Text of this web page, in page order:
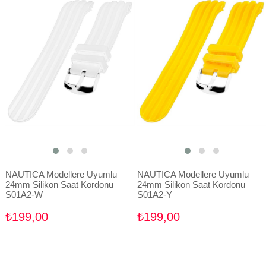
NAUTICA Modellere Uyumlu
24mm Silikon Saat Kordonu
S01A2-W
₺199,00
NAUTICA Modellere Uyumlu
24mm Silikon Saat Kordonu
S01A2-Y
₺199,00